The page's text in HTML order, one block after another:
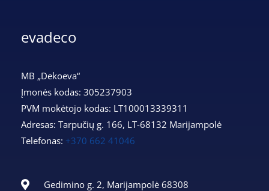
evadeco
MB „Dekoeva“
Įmonės kodas: 305237903
PVM mokėtojo kodas: LT100013339311
Adresas: Tarpučių g. 166, LT-68132 Marijampolė
Telefonas: +370 662 41046
Gedimino g. 2, Marijampolė 68308